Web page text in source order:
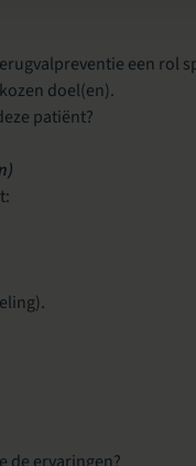
een rol
doel(en).
patiënt?